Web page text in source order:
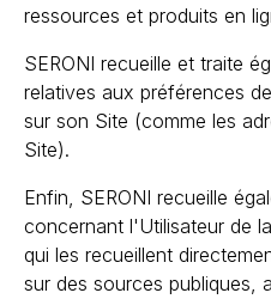
ressources et produits en
SERONI recueille et traite
relatives aux préférences
sur son Site (comme les
Site).
Enfin, SERONI recueille
concernant l'Utilisateur de
qui les recueillent
sur des sources publiques,